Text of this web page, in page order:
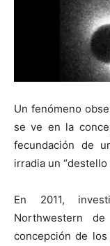
Un fenómeno
se ve en la
fecundación de
irradia un “destello
En 2011,
Northwestern
concepción de los